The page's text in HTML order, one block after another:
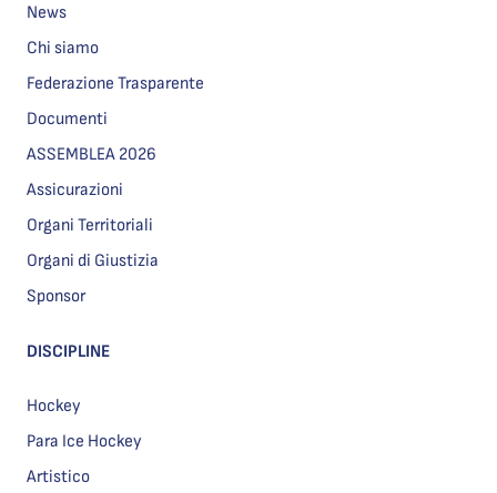
News
Chi siamo
Federazione Trasparente
Documenti
ASSEMBLEA 2026
Assicurazioni
Organi Territoriali
Organi di Giustizia
Sponsor
DISCIPLINE
Hockey
Para Ice Hockey
Artistico